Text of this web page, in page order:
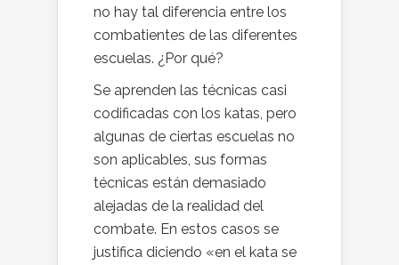
no hay tal diferencia entre los
combatientes de las diferentes
escuelas. ¿Por qué?
Se aprenden las técnicas casi
codificadas con los katas, pero
algunas de ciertas escuelas no
son aplicables, sus formas
técnicas están demasiado
alejadas de la realidad del
combate. En estos casos se
justifica diciendo «en el kata se